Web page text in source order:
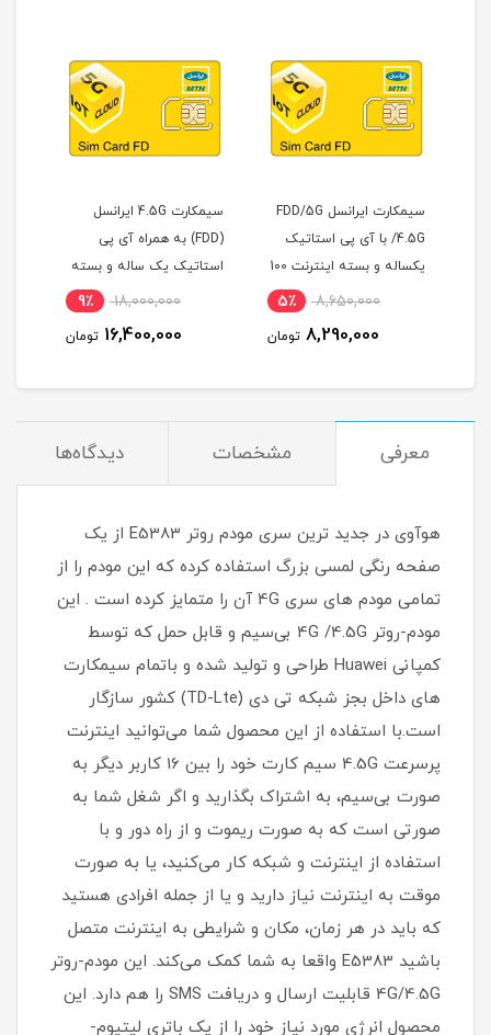
سیمکارت ایرانسل FDD/5G
یکساله و بسته اینترنت 100
سیمکارت 4.5G ایرانسل
(FDD) به همراه آی پی
استاتیک یک ساله و بسته
اینترنت 500 گیگ یک ساله
18,000,000
16,400,000
محافظ کابل شارژ مدل
کابلهای شارژ آیفون
39,000
معرفی مشخصات دیدگاه‌ها
هوآوی در جدید ترین سری مودم روتر E5383 از یک
صفحه رنگی لمسی بزرگ استفاده کرده که این مودم را از
تمامی مودم های سری 4G آن را متمایز کرده است . این
مودم-روتر 4G /4.5G بی‌سیم و قابل حمل که توسط
کمپانی Huawei طراحی و تولید شده و باتمام سیمکارت
های داخل بجز شبکه تی دی (TD-Lte) کشور سازگار
است.با استفاده از این محصول شما می‌توانید اینترنت
پرسرعت 4.5G سیم کارت خود را بین 16 کاربر دیگر به
صورت بی‌سیم، به اشتراک بگذارید و اگر شغل شما به
صورتی است که به صورت ریموت و از راه دور و با
استفاده از اینترنت و شبکه کار می‌کنید، یا به صورت
موقت به اینترنت نیاز دارید و یا از جمله افرادی هستید
که باید در هر زمان، مکان و شرایطی به اینترنت متصل
باشید E5383 واقعا به شما کمک می‌کند. این مودم-روتر
4G/4.5G قابلیت ارسال و دریافت SMS را هم دارد. این
محصول انرژی مورد نیاز خود را از یک باتری لیتیوم-